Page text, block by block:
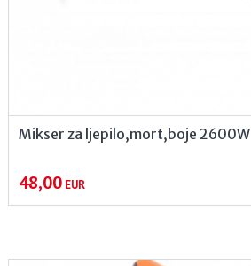
Mikser za ljepilo,mort,boje 2600W
48,00EUR